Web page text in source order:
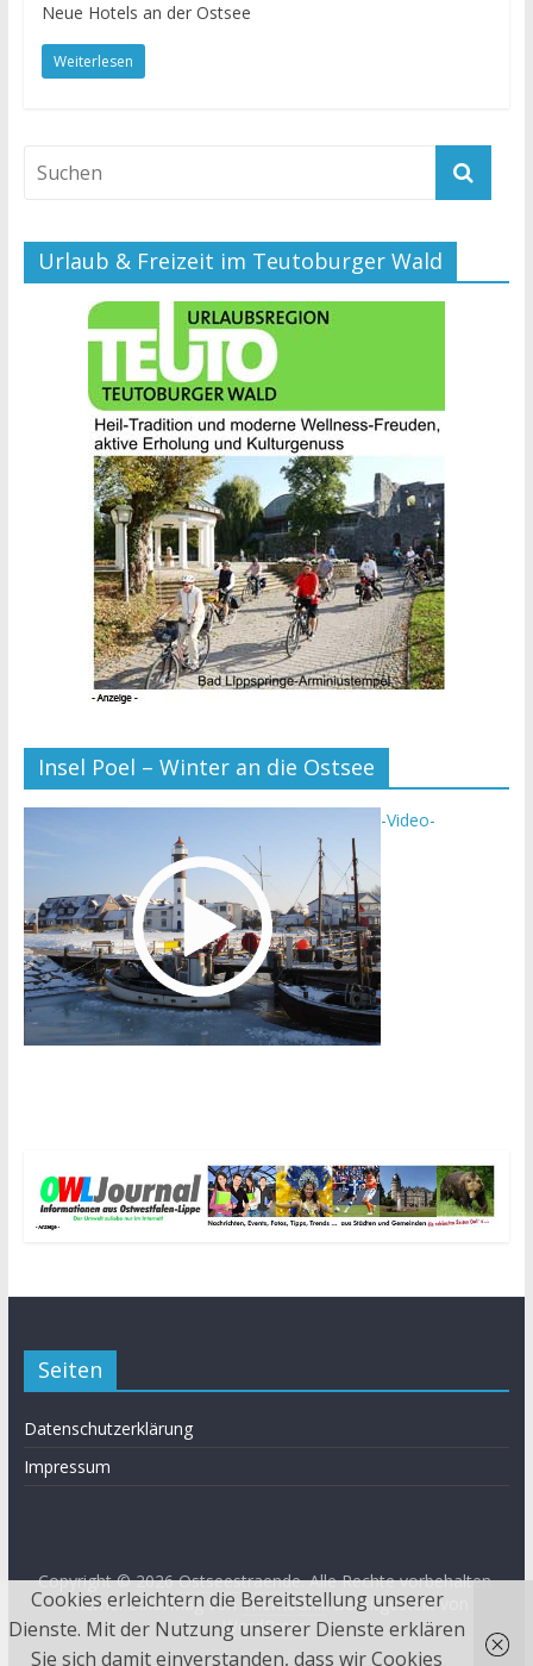
Neue Hotels an der Ostsee
Weiterlesen
Urlaub & Freizeit im Teutoburger Wald
Insel Poel – Winter an die Ostsee
-Video-
Seiten
Datenschutzerklärung
Impressum
Copyright © 2026Ostseestraende. Alle Rechte vorbehalten.
Theme: ColorMag von ThemeGrill. Bereitgestellt von
WordPress.
Cookies erleichtern die Bereitstellung unserer
Dienste. Mit der Nutzung unserer Dienste erklären
Sie sich damit einverstanden, dass wir Cookies